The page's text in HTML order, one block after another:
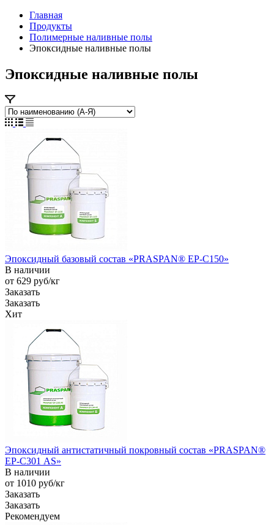
Главная
Продукты
Полимерные наливные полы
Эпоксидные наливные полы
Эпоксидные наливные полы
Эпоксидный базовый состав «PRASPAN® EP-C150»
В наличии
от 629 руб/кг
Заказать
Заказать
Хит
Эпоксидный антистатичный покровный состав «PRASPAN®
EP-С301 AS»
В наличии
от 1010 руб/кг
Заказать
Заказать
Рекомендуем